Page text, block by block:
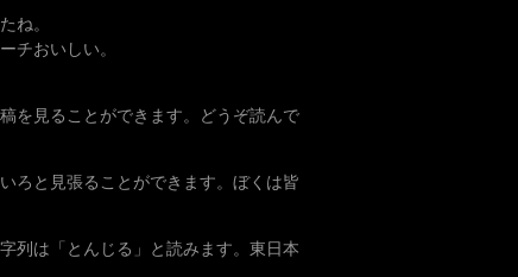
ね。
チおいしい。
を見ることができます。どうぞ読んで
ろと見張ることができます。ぼくは皆
列は「とんじる」と読みます。東日本